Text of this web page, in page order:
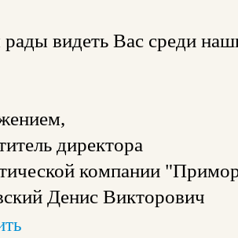
рады видеть Вас среди
директора
компании
Денис Викторович